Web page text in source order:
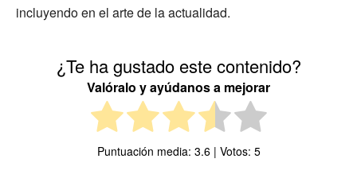
incluyendo en el arte de la actualidad.
¿Te ha gustado este contenido?
Valóralo y ayúdanos a mejorar
Puntuación media: 3.6| Votos: 5